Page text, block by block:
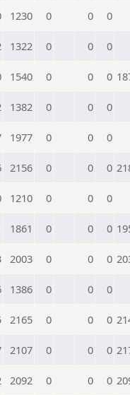
1230 0 0 0
1322 0 0 0
1540 0 0 0
1382 0 0 0
1977 0 0 0
2156 0 0 0
1210 0 0 0
1861 0 0 0
2003 0 0 0
1386 0 0 0
2165 0 0 0
2107 0 0 0
2092 0 0 0